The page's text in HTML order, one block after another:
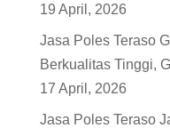
19 April, 2026
Jasa Poles Teraso
Berkualitas Tinggi,
17 April, 2026
Jasa Poles Teraso